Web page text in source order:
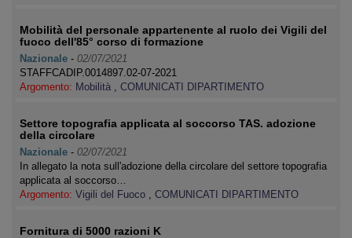
Mobilità del personale appartenente al ruolo dei Vigili del
fuoco dell'85° corso di formazione
Nazionale - 02/07/2021
STAFFCADIP.0014897.02-07-2021
Argomento: Mobilità , COMUNICATI DIPARTIMENTO
Settore topografia applicata al soccorso TAS. adozione
della circolare
Nazionale - 02/07/2021
In allegato la nota sull'adozione della circolare del settore topografia
applicata al soccorso…
Argomento: Vigili del Fuoco , COMUNICATI DIPARTIMENTO
Fornitura di 5000 razioni K